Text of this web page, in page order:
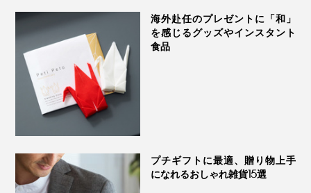
海外赴任のプレゼントに「和」
を感じるグッズやインスタント
食品
プチギフトに最適、贈り物上手
になれるおしゃれ雑貨15選